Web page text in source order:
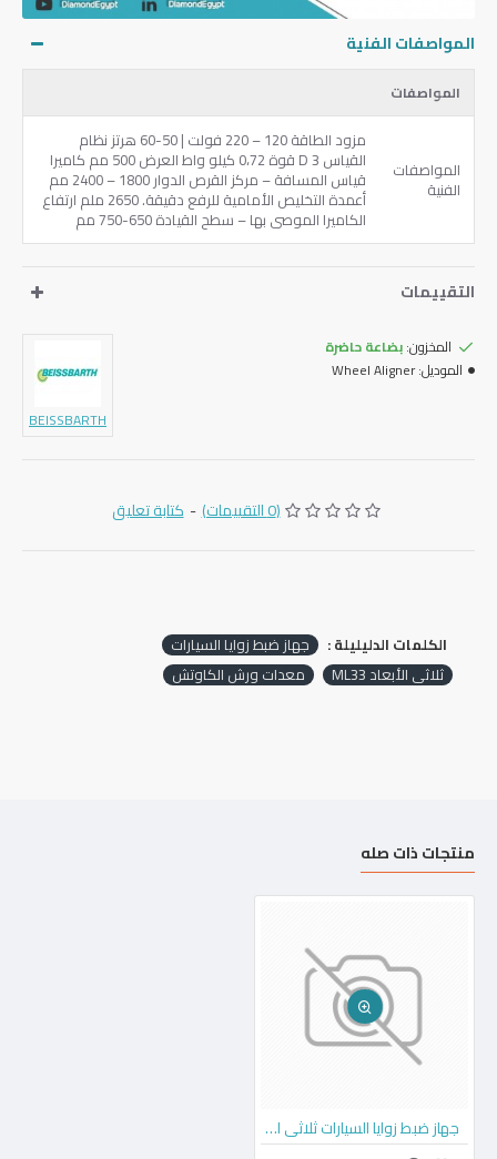
المواصفات الفنية
المواصفات
المواصفات
الفنية
مزود الطاقة 120 – 220 فولت | 50-60 هرتز نظام
القياس 3 D قوة 0،72 كيلو واط العرض 500 مم كاميرا
قياس المسافة – مركز القرص الدوار 1800 – 2400 مم
أعمدة التخليص الأمامية للرفع دقيقة. 2650 ملم ارتفاع
الكاميرا الموصى بها – سطح القيادة 650-750 مم
التقييمات
المخزون:بضاعة حاضرة
الموديل:Wheel Aligner
BEISSBARTH
(0 التقييمات) - كتابة تعليق
الكلمات الدليليلة :
جهاز ضبط زوايا السيارات
ثلاثي الأبعاد ML33
معدات ورش الكاوتش
منتجات ذات صله
جهاز ضبط زوايا السيارات ثلاثي الأبعاد صن شاين